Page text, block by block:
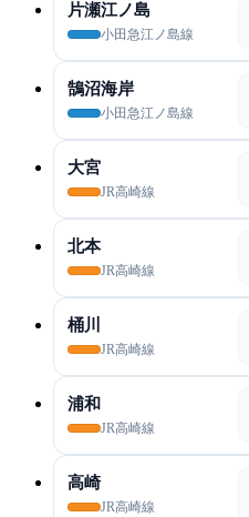
片瀬江ノ島
小田急江ノ島線
鵠沼海岸
小田急江ノ島線
大宮
JR高崎線
北本
JR高崎線
桶川
JR高崎線
浦和
JR高崎線
高崎
JR高崎線